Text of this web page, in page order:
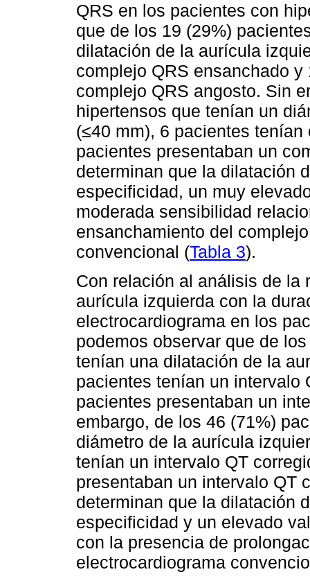
QRS en los pacientes con
que de los 19 (29%)
dilatación de la aurícula
complejo QRS ensanchado
complejo QRS angosto. Sin
hipertensos que tenían un
(≤40 mm), 6 pacientes
pacientes presentaban un
determinan que la dilatación
especificidad, un muy
moderada sensibilidad
ensanchamiento del
convencional (Tabla 3).
Con relación al análisis de la
aurícula izquierda con la
electrocardiograma en los
podemos observar que de
tenían una dilatación de la
pacientes tenían un intervalo
pacientes presentaban un
embargo, de los 46 (71%)
diámetro de la aurícula
tenían un intervalo QT
presentaban un intervalo QT
determinan que la dilatación
especificidad y un elevado
con la presencia de
electrocardiograma